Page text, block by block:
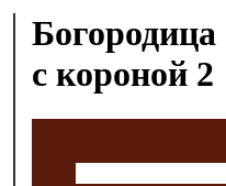
Богородица
с короной 2